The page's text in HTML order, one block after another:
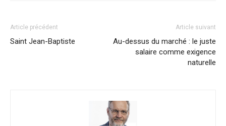
Article précédent
Saint Jean-Baptiste
Article suivant
Au-dessus du marché : le juste
salaire comme exigence
naturelle